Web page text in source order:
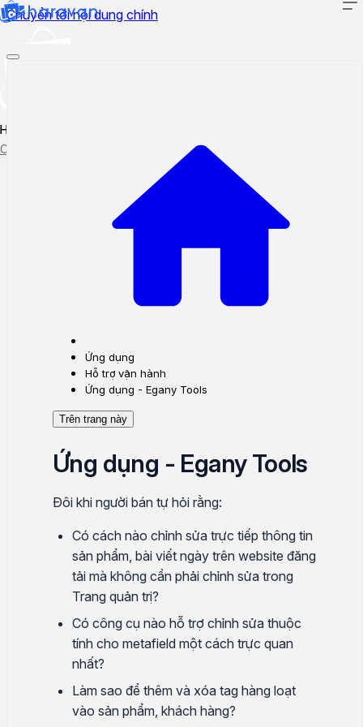
Chuyển tới nội dung chính
Hướng dẫn sử dụng
Cập nhật tính năng mới
Theo dõi ticket
Ứng dụng
Hỗ trợ vận hành
Ứng dụng - Egany Tools
Trên trang này
Ứng dụng - Egany Tools
Đôi khi người bán tự hỏi rằng:
Có cách nào chỉnh sửa trực tiếp thông tin
sản phẩm, bài viết ngày trên website đăng
tải mà không cần phải chỉnh sửa trong
Trang quản trị?
Có công cụ nào hỗ trợ chỉnh sửa thuộc
tính cho metafield một cách trực quan
nhất?
Làm sao để thêm và xóa tag hàng loạt
vào sản phẩm, khách hàng?